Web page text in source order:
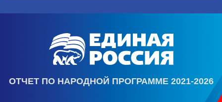
ОТЧЕТ ПО НАРОДНОЙ ПРОГРАММЕ 2021-2026